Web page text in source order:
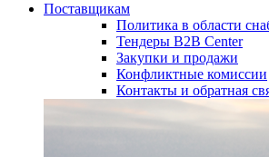
Поставщикам
Политика в области
Тендеры B2B Center
Закупки и продажи
Конфликтные комиссии
Контакты и обратная